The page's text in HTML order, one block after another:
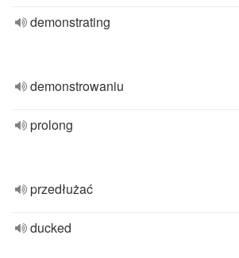
demonstrating
demonstrowaniu
prolong
przedłużać
ducked